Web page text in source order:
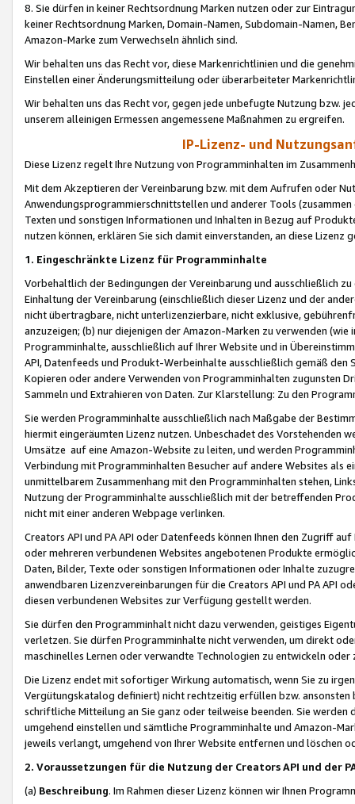
8. Sie dürfen in keiner Rechtsordnung Marken nutzen oder zur
keiner Rechtsordnung Marken, Domain-Namen, Subdomain-Namen,
Amazon-Marke zum Verwechseln ähnlich sind.
Wir behalten uns das Recht vor, diese Markenrichtlinien und die
Einstellen einer Änderungsmitteilung oder überarbeiteter
Wir behalten uns das Recht vor, gegen jede unbefugte Nutzung bzw.
unserem alleinigen Ermessen angemessene Maßnahmen zu ergreifen.
IP-Lizenz- und
Diese Lizenz regelt Ihre Nutzung von Programminhalten im
Mit dem Akzeptieren der Vereinbarung bzw. mit dem Aufrufen oder
Anwendungsprogrammierschnittstellen und anderer Tools (zusammen
Texten und sonstigen Informationen und Inhalten in Bezug auf
nutzen können, erklären Sie sich damit einverstanden, an diese Lizenz
1. Eingeschränkte Lizenz für Programminhalte
Vorbehaltlich der Bedingungen der Vereinbarung und ausschließlich
Einhaltung der Vereinbarung (einschließlich dieser Lizenz und der
nicht übertragbare, nicht unterlizenzierbare, nicht exklusive,
anzuzeigen; (b) nur diejenigen der Amazon-Marken zu verwenden
Programminhalte, ausschließlich auf Ihrer Website und in
API, Datenfeeds und Produkt-Werbeinhalte ausschließlich gemäß
Kopieren oder andere Verwenden von Programminhalten zugunsten
Sammeln und Extrahieren von Daten. Zur Klarstellung: Zu den
Sie werden Programminhalte ausschließlich nach Maßgabe der
hiermit eingeräumten Lizenz nutzen. Unbeschadet des Vorstehenden
Umsätze auf eine Amazon-Website zu leiten, und werden
Verbindung mit Programminhalten Besucher auf andere Websites als
unmittelbarem Zusammenhang mit den Programminhalten stehen,
Nutzung der Programminhalte ausschließlich mit der betreffenden
nicht mit einer anderen Webpage verlinken.
Creators API und PA API oder Datenfeeds können Ihnen den Zugriff
oder mehreren verbundenen Websites angebotenen Produkte
Daten, Bilder, Texte oder sonstigen Informationen oder Inhalte
anwendbaren Lizenzvereinbarungen für die Creators API und PA API
diesen verbundenen Websites zur Verfügung gestellt werden.
Sie dürfen den Programminhalt nicht dazu verwenden, geistiges
verletzen. Sie dürfen Programminhalte nicht verwenden, um direkt
maschinelles Lernen oder verwandte Technologien zu entwickeln
Die Lizenz endet mit sofortiger Wirkung automatisch, wenn Sie zu
Vergütungskatalog definiert) nicht rechtzeitig erfüllen bzw. ansonsten
schriftliche Mitteilung an Sie ganz oder teilweise beenden. Sie werden
umgehend einstellen und sämtliche Programminhalte und Amazon-
jeweils verlangt, umgehend von Ihrer Website entfernen und löschen
2. Voraussetzungen für die Nutzung der Creators API und der
(a) Beschreibung. Im Rahmen dieser Lizenz können wir Ihnen